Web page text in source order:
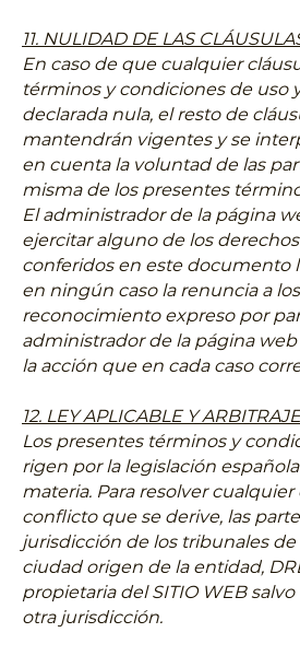
11. NULIDAD DE LAS
En caso de que cualquier
términos y condiciones de uso
declarada nula, el resto de
mantendrán vigentes y se
en cuenta la voluntad de las
misma de los presentes
El administrador de la página
ejercitar alguno de los
conferidos en este documento
en ningún caso la renuncia a
reconocimiento expreso por
administrador de la página
la acción que en cada caso
12. LEY APLICABLE Y
Los presentes términos y
rigen por la legislación
materia. Para resolver
conflicto que se derive, las
jurisdicción de los tribunales de
ciudad origen de la entidad,
propietaria del SITIO WEB
otra jurisdicción.